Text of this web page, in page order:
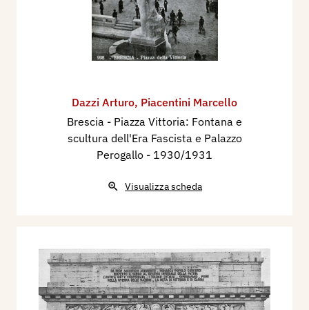
Dazzi Arturo, Piacentini Marcello
Brescia - Piazza Vittoria: Fontana e
scultura dell'Era Fascista e Palazzo
Perogallo - 1930/1931
Visualizza scheda